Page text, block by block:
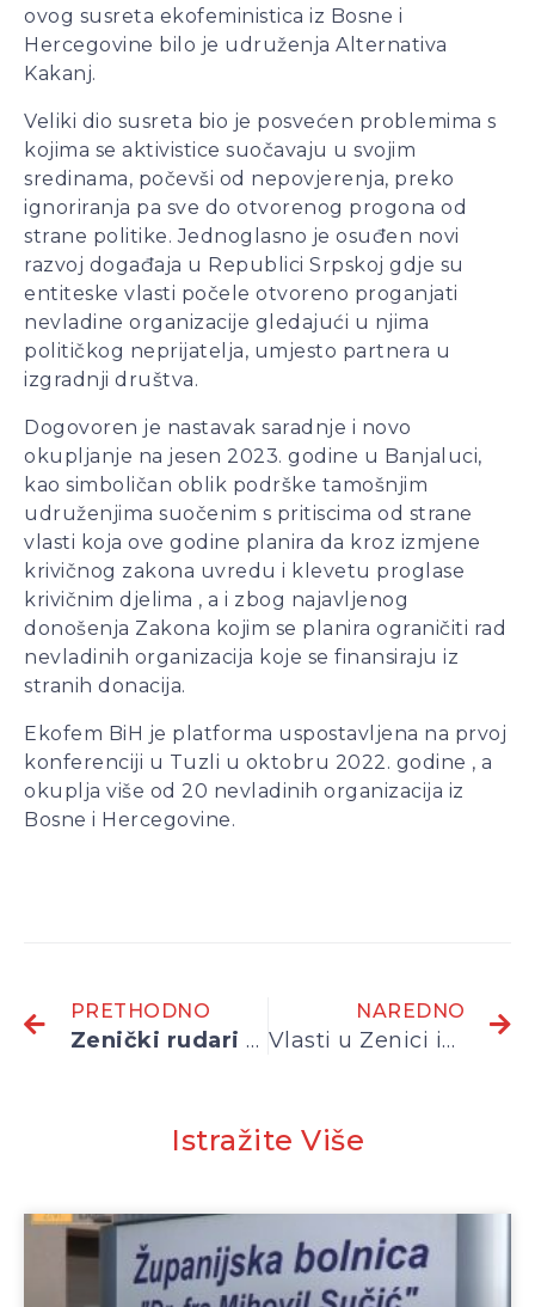
ovog susreta ekofeministica iz Bosne i
Hercegovine bilo je udruženja Alternativa
Kakanj.
Veliki dio susreta bio je posvećen problemima s
kojima se aktivistice suočavaju u svojim
sredinama, počevši od nepovjerenja, preko
ignoriranja pa sve do otvorenog progona od
strane politike. Jednoglasno je osuđen novi
razvoj događaja u Republici Srpskoj gdje su
entiteske vlasti počele otvoreno proganjati
nevladine organizacije gledajući u njima
političkog neprijatelja, umjesto partnera u
izgradnji društva.
Dogovoren je nastavak saradnje i novo
okupljanje na jesen 2023. godine u Banjaluci,
kao simboličan oblik podrške tamošnjim
udruženjima suočenim s pritiscima od strane
vlasti koja ove godine planira da kroz izmjene
krivičnog zakona uvredu i klevetu proglase
krivičnim djelima , a i zbog najavljenog
donošenja Zakona kojim se planira ograničiti rad
nevladinih organizacija koje se finansiraju iz
stranih donacija.
Ekofem BiH je platforma uspostavljena na prvoj
konferenciji u Tuzli u oktobru 2022. godine , a
okuplja više od 20 nevladinih organizacija iz
Bosne i Hercegovine.
PRETHODNO
Zenički rudari stupili u štrajk glađu, traže isplatu februarske plate
NAREDNO
Vlasti u Zenici ignorišu proteste rudara
Istražite Više